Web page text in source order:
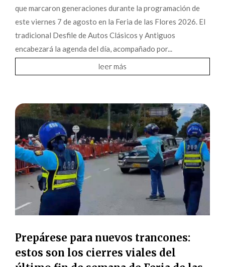
que marcaron generaciones durante la programación de
este viernes 7 de agosto en la Feria de las Flores 2026. El
tradicional Desfile de Autos Clásicos y Antiguos
encabezará la agenda del día, acompañado por...
leer más
Prepárese para nuevos trancones:
estos son los cierres viales del